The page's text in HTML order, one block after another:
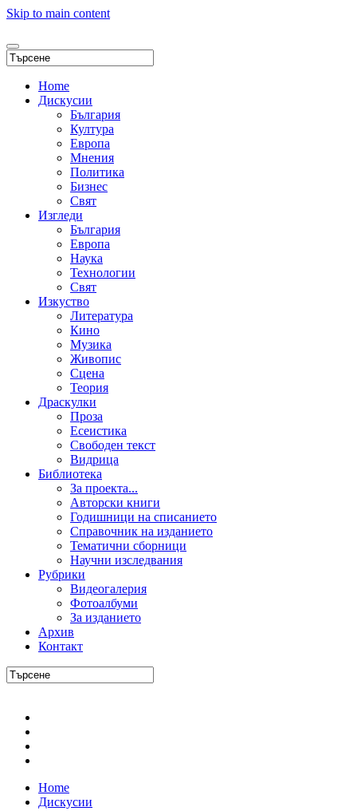
Skip to main content
Home
Дискусии
България
Култура
Европа
Мнения
Политика
Бизнес
Свят
Изгледи
България
Европа
Наука
Технологии
Свят
Изкуство
Литература
Кино
Музика
Живопис
Сцена
Теория
Драскулки
Проза
Есеистика
Свободен текст
Видрица
Библиотека
За проекта...
Авторски книги
Годишници на списанието
Справочник на изданието
Тематични сборници
Научни изследвания
Рубрики
Видеогалерия
Фотоалбуми
За изданието
Архив
Контакт
Home
Дискусии